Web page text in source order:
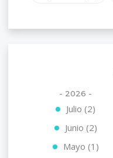
- 2026 -
Julio (2)
Junio (2)
Mayo (1)